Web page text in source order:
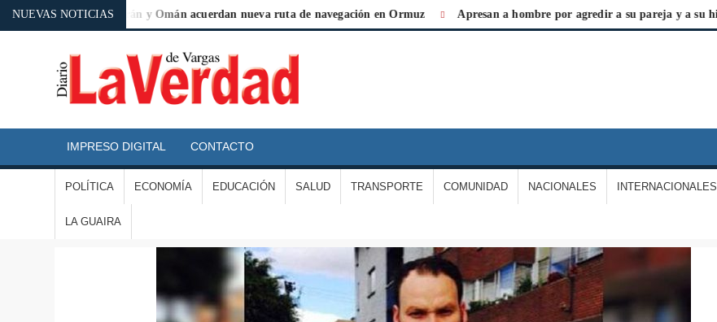
NUEVAS NOTICIASIrán y Omán acuerdan nueva ruta de navegación en Ormuz Apresan a hombre por agredir a su pareja y a su hija
LA
VERDAD
DE
VARGAS
IMPRESO DIGITAL CONTACTO
POLÍTICA ECONOMÍA EDUCACIÓN SALUD TRANSPORTE COMUNIDAD NACIONALES INTERNACIONALES
LA GUAIRA